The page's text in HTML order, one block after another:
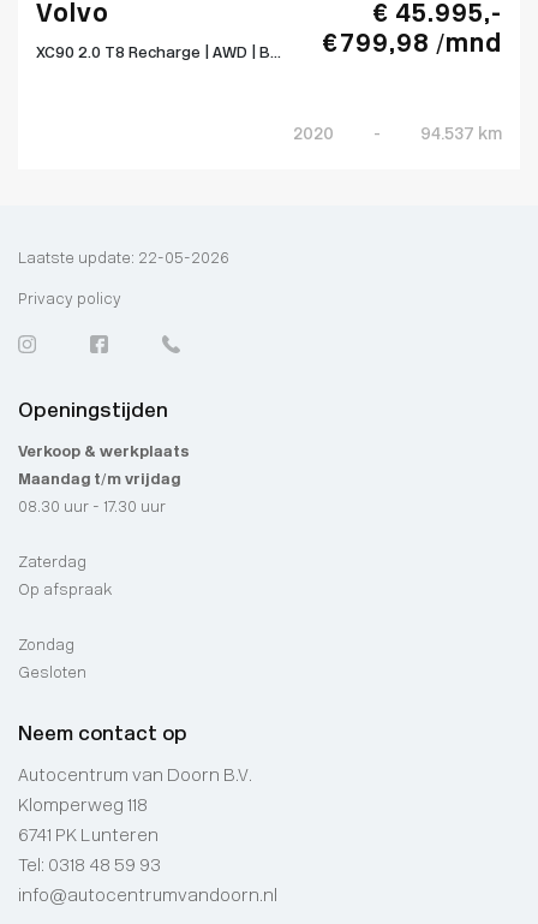
Volvo
XC90 2.0 T8 Recharge | AWD | B...
€ 45.995,-
€ 799,98 /mnd
2020 - 94.537 km
Laatste update: 22-05-2026
Privacy policy
Openingstijden
Verkoop & werkplaats
Maandag t/m vrijdag
08.30 uur - 17.30 uur
Zaterdag
Op afspraak
Zondag
Gesloten
Neem contact op
Autocentrum van Doorn B.V.
Klomperweg 118
6741 PK Lunteren
Tel: 0318 48 59 93
info@autocentrumvandoorn.nl